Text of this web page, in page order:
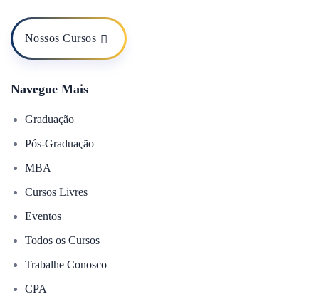
Nossos Cursos
Navegue Mais
Graduação
Pós-Graduação
MBA
Cursos Livres
Eventos
Todos os Cursos
Trabalhe Conosco
CPA